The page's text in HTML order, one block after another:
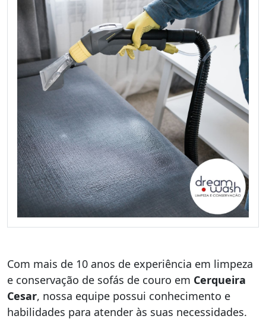
Com mais de 10 anos de experiência em limpeza
e conservação de sofás de couro em Cerqueira
Cesar, nossa equipe possui conhecimento e
habilidades para atender às suas necessidades.